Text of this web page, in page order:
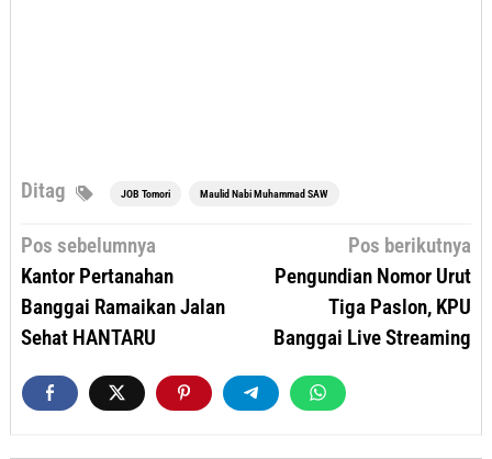
Ditag JOB Tomori Maulid Nabi Muhammad SAW
Navigasi
pos
Pos sebelumnya
Kantor Pertanahan
Banggai Ramaikan Jalan
Sehat HANTARU
Pos berikutnya
Pengundian Nomor Urut
Tiga Paslon, KPU
Banggai Live Streaming